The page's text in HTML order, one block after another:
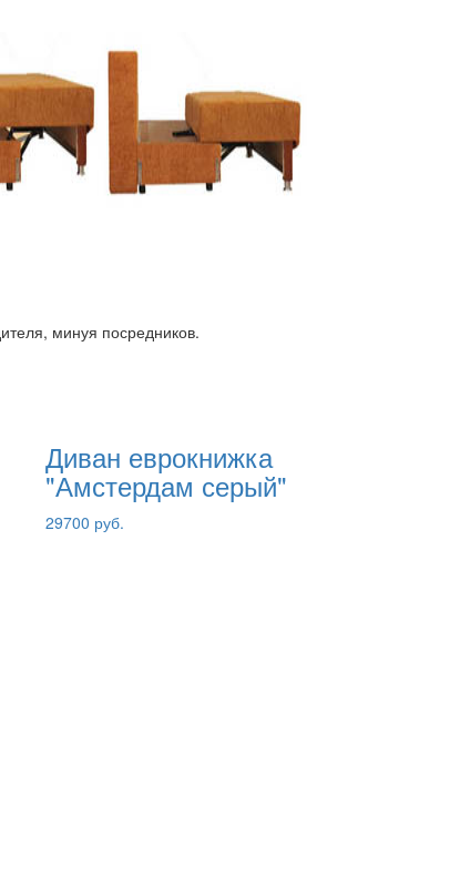
минуя посредников.
Диван еврокнижка
"Амстердам серый"
29700 руб.